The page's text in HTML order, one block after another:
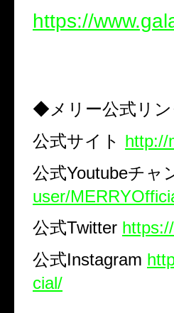
https://
◆メリー公式リ
公式サイト http://
公式Youtubeチャ
user/
公式Twitter
公式Instagram
cial/